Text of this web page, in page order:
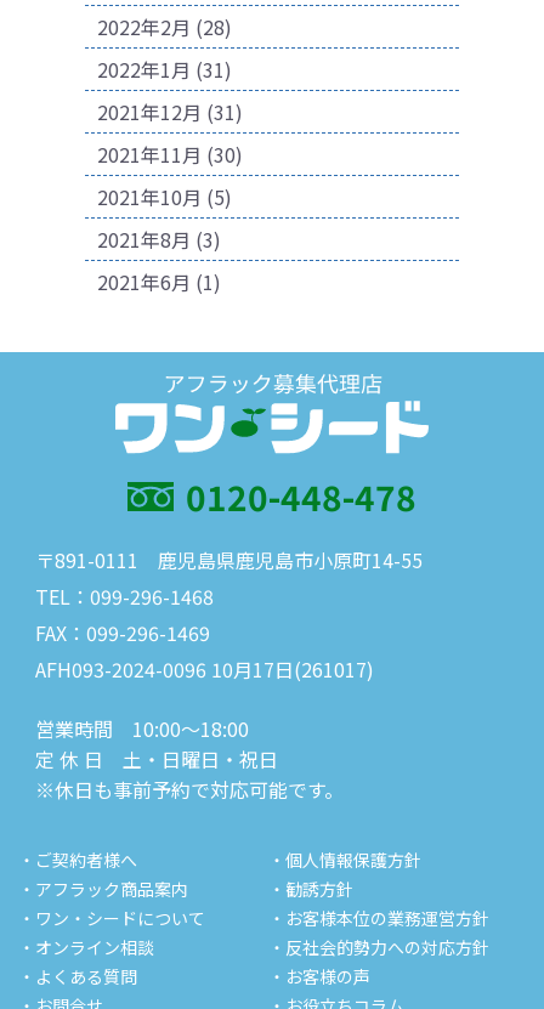
2022年2月 (28)
2022年1月 (31)
2021年12月 (31)
2021年11月 (30)
2021年10月 (5)
2021年8月 (3)
2021年6月 (1)
0120-448-478
〒891-0111 鹿児島県鹿児島市小原町14-55
TEL：099-296-1468
FAX：099-296-1469
AFH093-2024-0096 10月17日(261017)
営業時間 10:00～18:00
定 休 日 土・日曜日・祝日
※休日も事前予約で対応可能です。
・ご契約者様へ
・アフラック商品案内
・ワン・シードについて
・オンライン相談
・よくある質問
・個人情報保護方針
・勧誘方針
・お客様本位の業務運営方針
・反社会的勢力への対応方針
・お客様の声